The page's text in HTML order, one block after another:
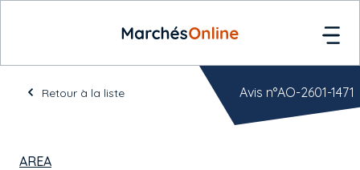
Retour à la liste
AREA
Avis n°AO-2601-1471